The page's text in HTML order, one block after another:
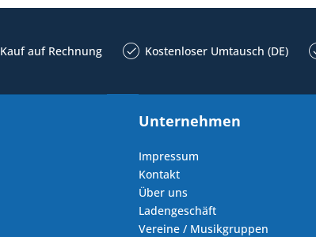
Kauf auf Rechnung Kostenloser Umtausch (DE)
Unternehmen
Impressum
Kontakt
Über uns
Ladengeschäft
Vereine / Musikgruppen